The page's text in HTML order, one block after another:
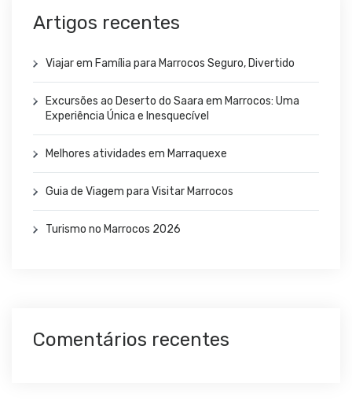
Artigos recentes
Viajar em Família para Marrocos Seguro, Divertido
Excursões ao Deserto do Saara em Marrocos: Uma
Experiência Única e Inesquecível
Melhores atividades em Marraquexe
Guia de Viagem para Visitar Marrocos
Turismo no Marrocos 2026
Comentários recentes